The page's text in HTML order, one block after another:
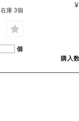
在庫 3個
個
購入数